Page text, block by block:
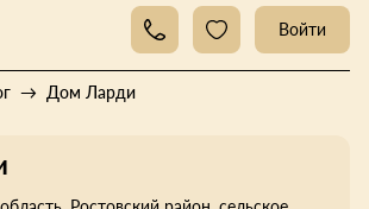
Войти
Дом Ларди